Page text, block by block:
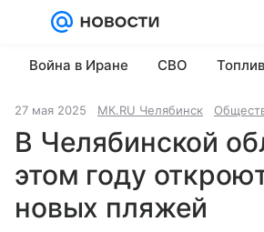
Война в Иране
СВО
27 мая 2025 МК.RU Челябинск
В Челябинской
этом году
новых пляжей